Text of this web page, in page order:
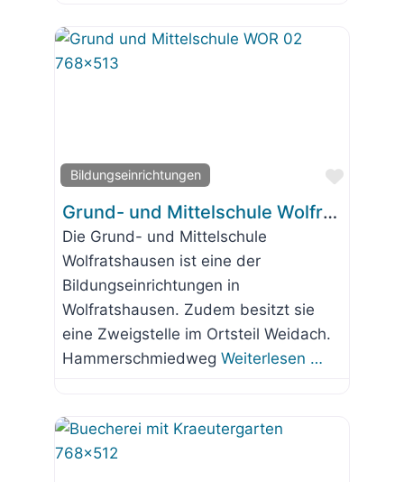
Bildungseinrichtungen
Favorit
Grund- und Mittelschule Wolfratshausen
Die Grund- und Mittelschule
Wolfratshausen ist eine der
Bildungseinrichtungen in
Wolfratshausen. Zudem besitzt sie
eine Zweigstelle im Ortsteil Weidach.
Hammerschmiedweg Weiterlesen …